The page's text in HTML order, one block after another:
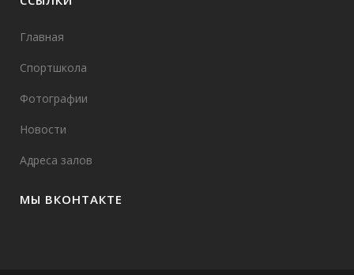
Главная
Спортшкола
Фотографии
Новости
Адреса залов
МЫ ВКОНТАКТЕ